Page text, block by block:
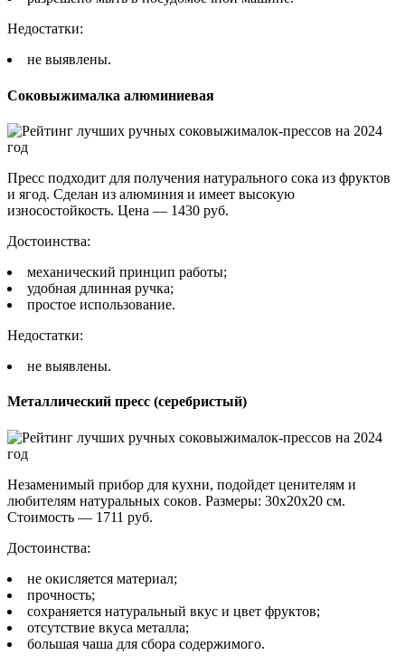
Недостатки:
не выявлены.
Соковыжималка алюминиевая
Пресс подходит для получения натурального сока из фруктов
и ягод. Сделан из алюминия и имеет высокую
износостойкость. Цена — 1430 руб.
Достоинства:
механический принцип работы;
удобная длинная ручка;
простое использование.
Недостатки:
не выявлены.
Металлический пресс (серебристый)
Незаменимый прибор для кухни, подойдет ценителям и
любителям натуральных соков. Размеры: 30х20х20 см.
Стоимость — 1711 руб.
Достоинства:
не окисляется материал;
прочность;
сохраняется натуральный вкус и цвет фруктов;
отсутствие вкуса металла;
большая чаша для сбора содержимого.